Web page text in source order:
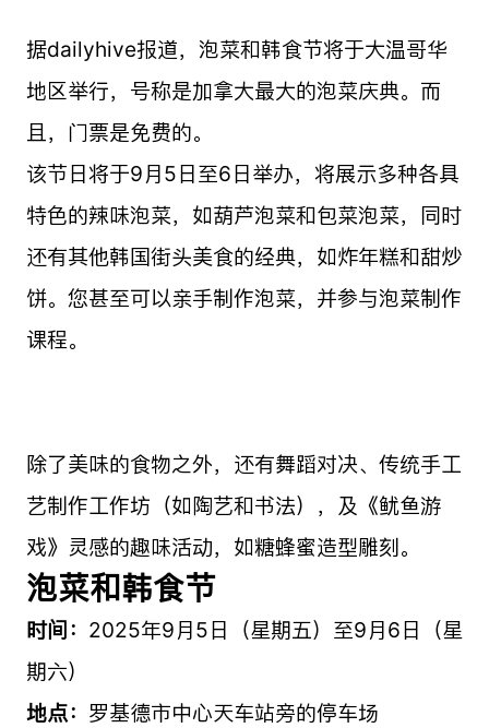
据dailyhive报道，泡菜和韩食节将于大温哥华
地区举行，号称是加拿大最大的泡菜庆典。而
且，门票是免费的。
该节日将于9月5日至6日举办，将展示多种各具
特色的辣味泡菜，如葫芦泡菜和包菜泡菜，同时
还有其他韩国街头美食的经典，如炸年糕和甜炒
饼。您甚至可以亲手制作泡菜，并参与泡菜制作
课程。
除了美味的食物之外，还有舞蹈对决、传统手工
艺制作工作坊（如陶艺和书法），及《鱿鱼游
戏》灵感的趣味活动，如糖蜂蜜造型雕刻。
泡菜和韩食节
时间： 2025年9月5日（星期五）至9月6日（星
期六）
地点： 罗基德市中心天车站旁的停车场